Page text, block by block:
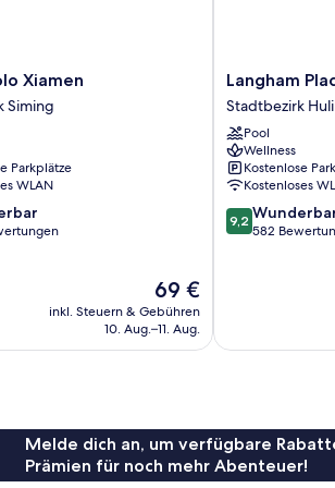
Xiamen
Siming
Parkplätze
WLAN
Der
Preis
beträgt
69 €
inkl. Steuern & Gebühren
10. Aug.–11. Aug.
Langham
Place
Xiamen
Stadtbezirk
Huli
Langham
Stadtbezirk Huli
Pool
Wellness
Kostenlose
Kostenloses
9.2
von
9,2
582
Melde dich an, um verfügbare
Prämien für noch mehr Abenteuer!